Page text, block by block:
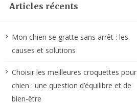
Articles récents
Mon chien se gratte sans arrêt : les
causes et solutions
Choisir les meilleures croquettes pour
chien : une question d’équilibre et de
bien-être